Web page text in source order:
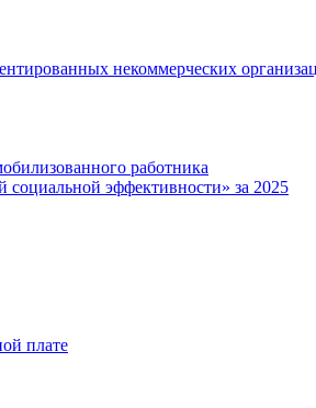
некоммерческих
работника
социальной эффективности» за 2025
плате